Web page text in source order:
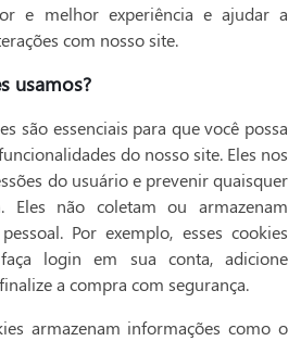
e melhor experiência e ajudar a
com nosso site.
usamos?
são essenciais para que você possa
do nosso site. Eles nos
do usuário e prevenir quaisquer
Eles não coletam ou armazenam
Por exemplo, esses cookies
login em sua conta, adicione
a compra com segurança.
armazenam informações como o